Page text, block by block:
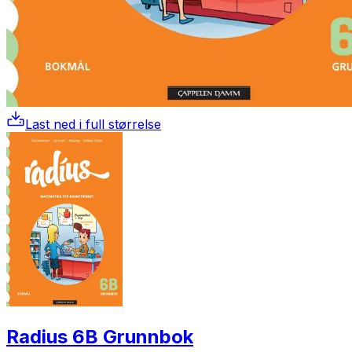
Last ned i full størrelse
Radius 6B Grunnbok